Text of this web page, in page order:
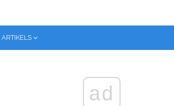
ARTIKELS
ad